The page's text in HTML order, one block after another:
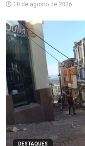
10 de agosto de 2026
DESTAQUES